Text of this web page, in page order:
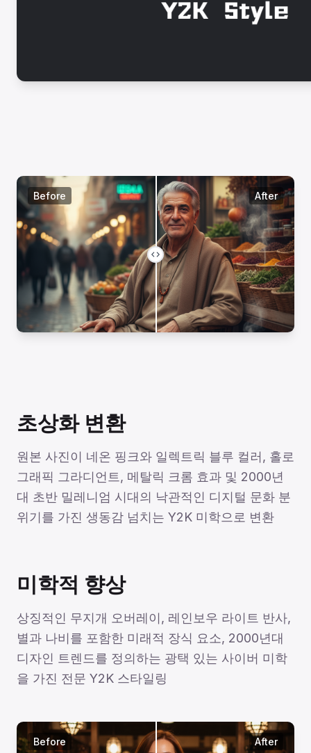
Before After
초상화 변환
원본 사진이 네온 핑크와 일렉트릭 블루 컬러, 홀로
그래픽 그라디언트, 메탈릭 크롬 효과 및 2000년
대 초반 밀레니엄 시대의 낙관적인 디지털 문화 분
위기를 가진 생동감 넘치는 Y2K 미학으로 변환
미학적 향상
상징적인 무지개 오버레이, 레인보우 라이트 반사,
별과 나비를 포함한 미래적 장식 요소, 2000년대
디자인 트렌드를 정의하는 광택 있는 사이버 미학
을 가진 전문 Y2K 스타일링
Before After